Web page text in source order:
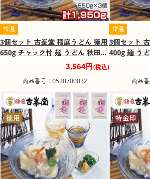
常温
3個セット 古峯堂 稲庭うどん 徳用
650g チャック付 麺 うどん 秋田県
【送料込み】【二重包装不可】
【お届け不可地域：沖縄・離島】
【お届け日時指定不可】
3,564円(税込)
商品番号：0520700032
常温
3個セット
400g 麺 う
み】【二重
可地域：沖
時指定不可
商品